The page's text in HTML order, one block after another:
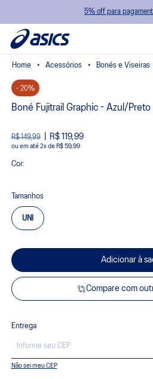
5% off para
Acessórios Bonés e Viseiras
- 20%
Boné Fujitrail Graphic - Azul/Preto
R$ 149,99 R$ 119,99
ou 2xde R$ 59,99
Cor:
Tamanhos
UNI
Adicionar à
Compare com
Entrega
Não sei meu CEP